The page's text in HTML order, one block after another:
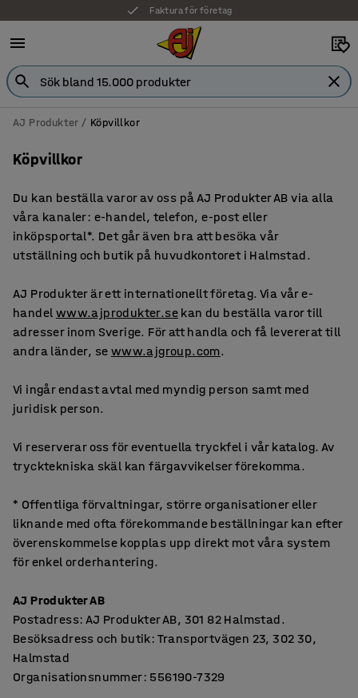
Faktura för företag
AJ Produkter Köpvillkor
Köpvillkor
Du kan beställa varor av oss på AJ Produkter AB via alla
våra kanaler: e-handel, telefon, e-post eller
inköpsportal*. Det går även bra att besöka vår
utställning och butik på huvudkontoret i Halmstad.
AJ Produkter är ett internationellt företag. Via vår e-
handel www.ajprodukter.se kan du beställa varor till
adresser inom Sverige. För att handla och få levererat till
andra länder, se www.ajgroup.com.
Vi ingår endast avtal med myndig person samt med
juridisk person.
Vi reserverar oss för eventuella tryckfel i vår katalog. Av
trycktekniska skäl kan färgavvikelser förekomma.
* Offentliga förvaltningar, större organisationer eller
liknande med ofta förekommande beställningar kan efter
överenskommelse kopplas upp direkt mot våra system
för enkel orderhantering.
AJ Produkter AB
Postadress: AJ Produkter AB, 301 82 Halmstad.
Besöksadress och butik: Transportvägen 23, 302 30,
Halmstad
Organisationsnummer: 556190-7329